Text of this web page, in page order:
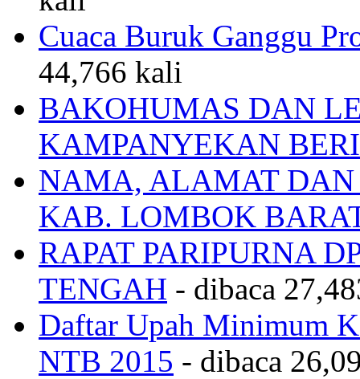
Cuaca Buruk Ganggu
44,766 kali
BAKOHUMAS DAN
KAMPANYEKAN
NAMA, ALAMAT DAN
KAB. LOMBOK
RAPAT PARIPURNA
TENGAH - dibaca
Daftar Upah Minimum
NTB 2015 - dibaca